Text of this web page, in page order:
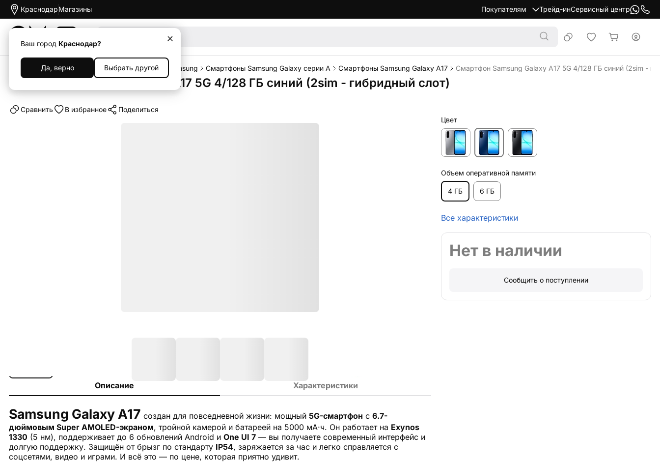
Краснодар
Ваш город Краснодар?
Да, верно Выбрать другой
Магазины Покупателям Трейд-инСервисный центр
Каталог Смартфоны Смартфоны Samsung Смартфоны Samsung Galaxy серии A Смартфоны Samsung Galaxy A17 Смартфон Samsung Galaxy A17 5G 4/128 ГБ синий (2sim -
Смартфон Samsung Galaxy A17 5G 4/128 ГБ синий (2sim - гибридный слот)
Cравнить В избранное Поделиться
Описание Характеристики
Samsung Galaxy A17 создан для повседневной жизни: мощный 5G-смартфон с 6.7-
дюймовым Super AMOLED-экраном, тройной камерой и батареей на 5000 мА·ч. Он работает на Exynos
1330 (5 нм), поддерживает до 6 обновлений Android и One UI 7 — вы получаете современный интерфейс и
долгую поддержку. Защищён от брызг по стандарту IP54, заряжается за час и легко справляется с
соцсетями, видео и играми. И всё это — по цене, которая приятно удивит.
Цвет
Объем оперативной памяти
4 ГБ 6 ГБ
Все характеристики
Нет в наличии
Сообщить о поступлении